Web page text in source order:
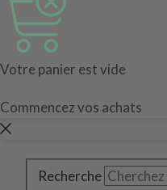
Votre panier est vide
Commencez vos achats
Recherche